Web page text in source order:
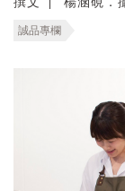
誠品專欄